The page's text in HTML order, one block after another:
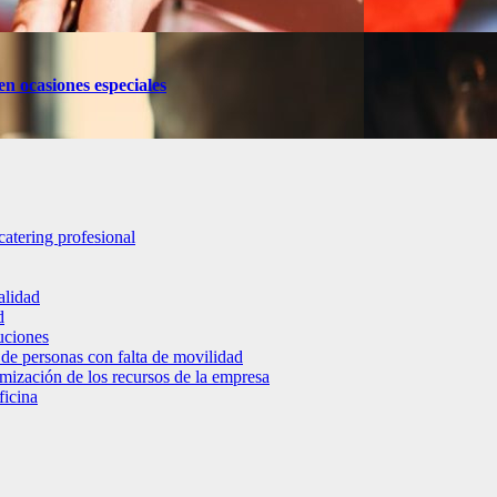
ocasiones especiales
profesional
personas con falta de movilidad
de los recursos de la empresa